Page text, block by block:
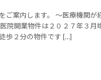
ご案内します。 ～医療機関
院開業物件は２０２７年３
歩２分の物件です […]